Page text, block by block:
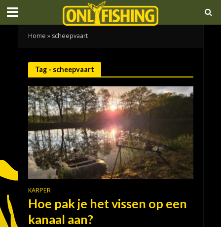
Home » scheepvaart
Tag - scheepvaart
KARPER
Hoe pak je het vissen op een
kanaal aan?